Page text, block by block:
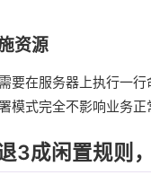
资源
要在服务器上执行一
模式完全不影响业务
3成闲置规则